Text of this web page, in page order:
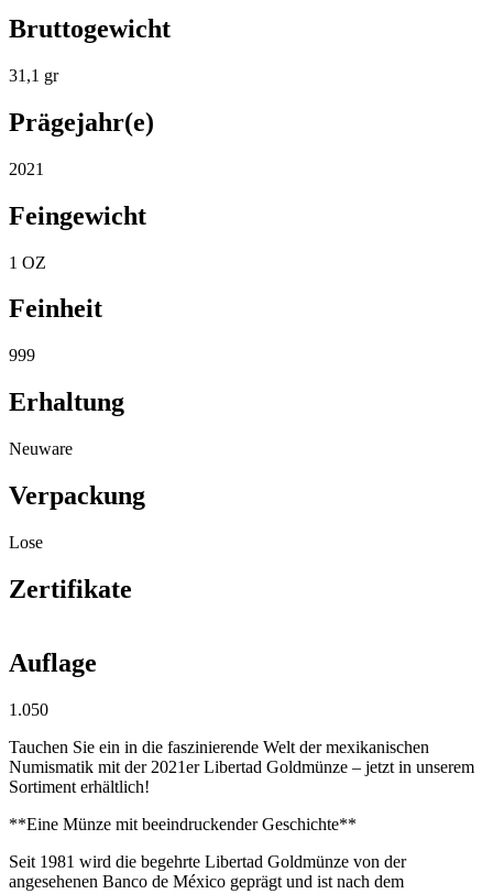
Bruttogewicht
31,1 gr
Prägejahr(e)
2021
Feingewicht
1 OZ
Feinheit
999
Erhaltung
Neuware
Verpackung
Lose
Zertifikate
Auflage
1.050
Tauchen Sie ein in die faszinierende Welt der mexikanischen
Numismatik mit der 2021er Libertad Goldmünze – jetzt in unserem
Sortiment erhältlich!
**Eine Münze mit beeindruckender Geschichte**
Seit 1981 wird die begehrte Libertad Goldmünze von der
angesehenen Banco de México geprägt und ist nach dem